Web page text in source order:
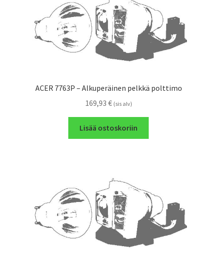
ACER 7763P – Alkuperäinen pelkkä polttimo
169,93 € (sis alv)
Lisää ostoskoriin